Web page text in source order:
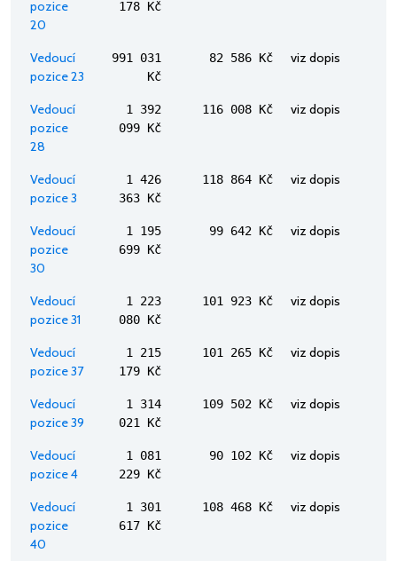
pozice
20
178 Kč
Vedoucí
pozice 23
991 031
Kč
82 586 Kč viz dopis
Vedoucí
pozice
28
1 392
099 Kč
116 008 Kč viz dopis
Vedoucí
pozice 3
1 426
363 Kč
118 864 Kč viz dopis
Vedoucí
pozice
30
1 195
699 Kč
99 642 Kč viz dopis
Vedoucí
pozice 31
1 223
080 Kč
101 923 Kč viz dopis
Vedoucí
pozice 37
1 215
179 Kč
101 265 Kč viz dopis
Vedoucí
pozice 39
1 314
021 Kč
109 502 Kč viz dopis
Vedoucí
pozice 4
1 081
229 Kč
90 102 Kč viz dopis
Vedoucí
pozice
40
1 301
617 Kč
108 468 Kč viz dopis